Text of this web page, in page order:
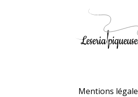
Mentions